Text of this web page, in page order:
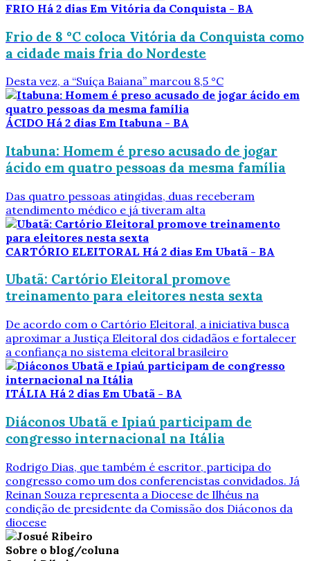
FRIO Há 2 dias Em Vitória da Conquista - BA
Frio de 8 °C coloca Vitória da Conquista como
a cidade mais fria do Nordeste
Desta vez, a “Suíça Baiana” marcou 8,5 °C
ÁCIDO Há 2 dias Em Itabuna - BA
Itabuna: Homem é preso acusado de jogar
ácido em quatro pessoas da mesma família
Das quatro pessoas atingidas, duas receberam
atendimento médico e já tiveram alta
CARTÓRIO ELEITORAL Há 2 dias Em Ubatã - BA
Ubatã: Cartório Eleitoral promove
treinamento para eleitores nesta sexta
De acordo com o Cartório Eleitoral, a iniciativa busca
aproximar a Justiça Eleitoral dos cidadãos e fortalecer
a confiança no sistema eleitoral brasileiro
ITÁLIA Há 2 dias Em Ubatã - BA
Diáconos Ubatã e Ipiaú participam de
congresso internacional na Itália
Rodrigo Dias, que também é escritor, participa do
congresso como um dos conferencistas convidados. Já
Reinan Souza representa a Diocese de Ilhéus na
condição de presidente da Comissão dos Diáconos da
diocese
Sobre o blog/coluna